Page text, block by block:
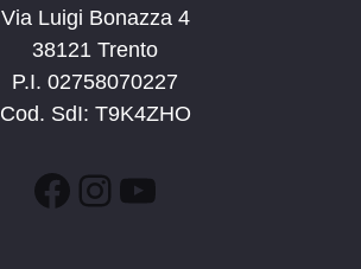
Via Luigi Bonazza 4
38121 Trento
P.I. 02758070227
Cod. SdI: T9K4ZHO
Facebook
Instagram
YouTube